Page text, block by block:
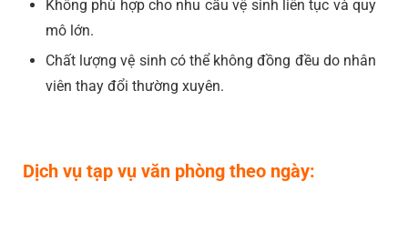
Không phù hợp cho nhu cầu vệ sinh liên tục và quy
mô lớn.
Chất lượng vệ sinh có thể không đồng đều do nhân
viên thay đổi thường xuyên.
Dịch vụ tạp vụ văn phòng theo ngày: